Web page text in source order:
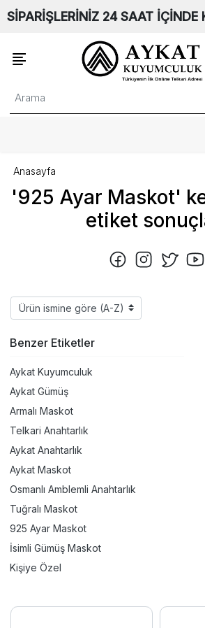
SİPARİŞLERİNİZ 24 SAAT İÇİNDE
'925 Ayar Maskot'
etiket
Anasayfa
Benzer Etiketler
Aykat Kuyumculuk
Aykat Gümüş
Armalı Maskot
Telkari Anahtarlık
Aykat Anahtarlık
Aykat Maskot
Osmanlı Amblemli Anahtarlık
Tuğralı Maskot
925 Ayar Maskot
İsimli Gümüş Maskot
Kişiye Özel